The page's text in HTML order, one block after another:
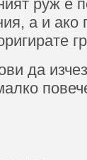
руж е
а и
да